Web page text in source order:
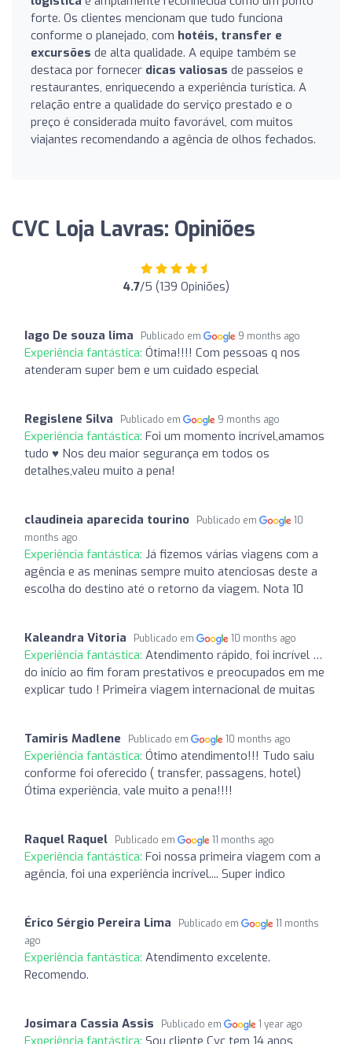
forte. Os clientes mencionam que tudo funciona
conforme o planejado, com hotéis, transfer e
excursões de alta qualidade. A equipe também se
destaca por fornecer dicas valiosas de passeios e
restaurantes, enriquecendo a experiência turística. A
relação entre a qualidade do serviço prestado e o
preço é considerada muito favorável, com muitos
viajantes recomendando a agência de olhos fechados.
CVC Loja Lavras: Opiniões
4.7/5 (139 Opiniões)
Iago De souza lima Publicado em 9 months ago
Experiência fantástica: Ótima!!!! Com pessoas q nos
atenderam super bem e um cuidado especial
Regislene Silva Publicado em 9 months ago
Experiência fantástica: Foi um momento incrível,amamos
tudo ♥️ Nos deu maior segurança em todos os
detalhes,valeu muito a pena!
claudineia aparecida tourino Publicado em
10
months ago
Experiência fantástica: Já fizemos várias viagens com a
agência e as meninas sempre muito atenciosas deste a
escolha do destino até o retorno da viagem. Nota 10
Kaleandra Vitoria Publicado em 10 months ago
Experiência fantástica: Atendimento rápido, foi incrível …
do início ao fim foram prestativos e preocupados em me
explicar tudo ! Primeira viagem internacional de muitas
Tamiris Madlene Publicado em 10 months ago
Experiência fantástica: Ótimo atendimento!!! Tudo saiu
conforme foi oferecido ( transfer, passagens, hotel)
Ótima experiência, vale muito a pena!!!!
Raquel Raquel Publicado em 11 months ago
Experiência fantástica: Foi nossa primeira viagem com a
agência, foi una experiência incrível.... Super indico
Érico Sérgio Pereira Lima Publicado em
11 months
ago
Experiência fantástica: Atendimento excelente.
Recomendo.
Josimara Cassia Assis Publicado em 1 year ago
Experiência fantástica: Sou cliente Cvc tem 14 anos,